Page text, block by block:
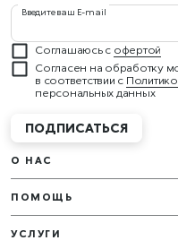
Введите ваш E-mail
Соглашаюсь с офертой
Согласен на обработку
в соответствии с
персональных данных
ПОДПИСАТЬСЯ
УСЛУГИ
О НАС
ПОМОЩЬ